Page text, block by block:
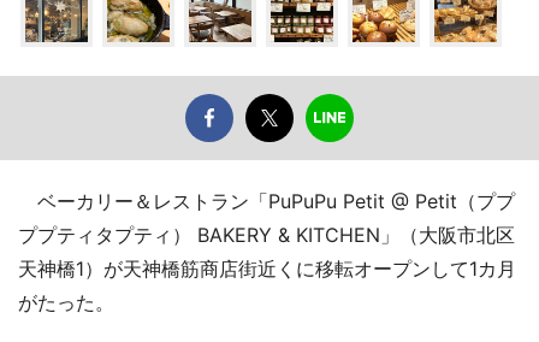
ベーカリー＆レストラン「PuPuPu Petit @ Petit（ププ
ププティタプティ） BAKERY & KITCHEN」（大阪市北区
天神橋1）が天神橋筋商店街近くに移転オープンして1カ月
がたった。